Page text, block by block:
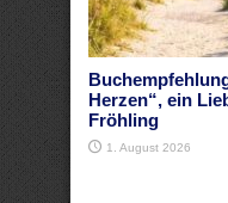
Herzen“, ein
Fröhling
1. August 2026